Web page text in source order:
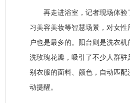
再走进浴室，记者现场体验
习美容美妆等智慧场景，对女
户也是最多的。阳台则是洗衣
洗玫瑰花瓣，吸引了不少人群
别衣服的面料、颜色，自动匹
动提醒。